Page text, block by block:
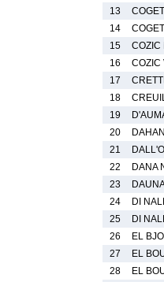
13
14
15
COZIC
16
COZIC
17
18
19
20
21
22
DANA
23
24
DI
25
DI
26
EL
27
EL
28
EL